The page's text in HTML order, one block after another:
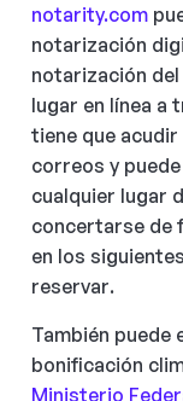
notarity.com
notarización
notarización
lugar en línea a
tiene que
correos y
cualquier lugar
concertarse de
en los
reservar.
También puede
bonificación
Ministerio